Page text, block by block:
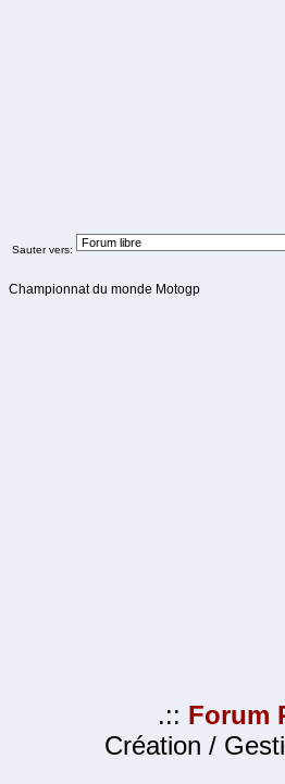
Sauter vers:
Championnat du monde Motogp
.:: Forum
Création /